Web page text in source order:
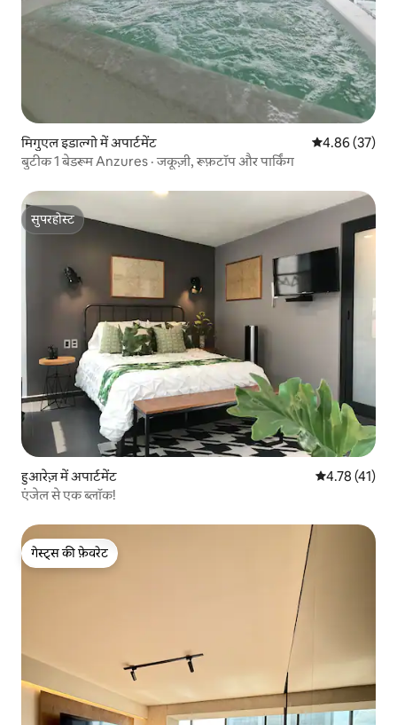
मिगुएल इडाल्गो में अपार्टमेंट औसत रेटिंग 5 में
4.86 (37)
बुटीक 1 बेडरूम Anzures · जकूज़ी, रूफ़टॉप और पार्किंग
सुपरहोस्ट
सुपरहोस्ट
हुआरेज़ में अपार्टमेंट औसत रेटिंग 5 में
4.78 (41)
एंजेल से एक ब्लॉक!
गेस्ट्स की फ़ेवरेट
गेस्ट्स की फ़ेवरेट